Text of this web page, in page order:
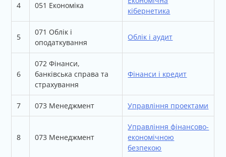
4 051 Економіка
кібернетика
5
071 Облік і
оподаткування
Облік і аудит
6
072 Фінанси,
банківська справа та
страхування
Фінанси і кредит
7 073 Менеджмент Управління проектами
8 073 Менеджмент
Управління фінансово-
економічною
безпекою